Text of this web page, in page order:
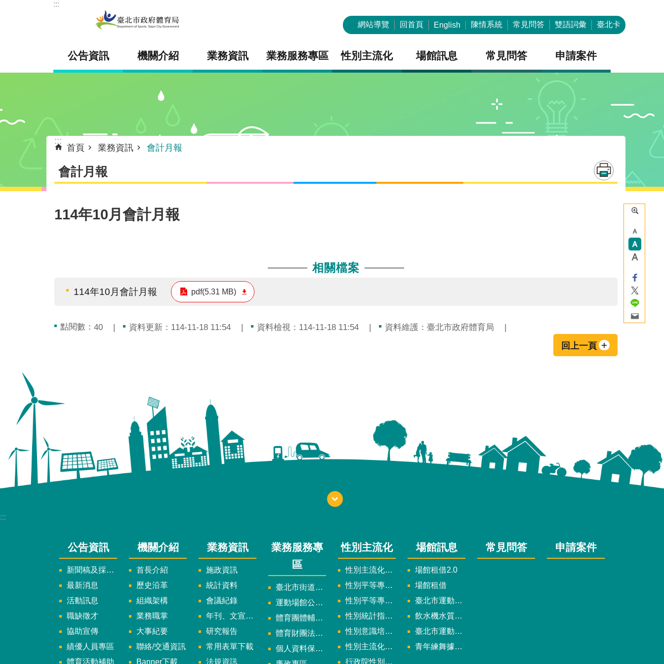
跳到主要內容區塊
:::
網站導覽 回首頁 English 陳情系統 常見問答 雙語詞彙 臺北卡
公告資訊 機關介紹 業務資訊 業務服務專區 性別主流化 場館訊息 常見問答 申請案件
:::
首頁 業務資訊 會計月報
會計月報
114年10月會計月報
相關檔案
114年10月會計月報 pdf(5.31 MB)
點閱數： 40 資料更新：114-11-18 11:54 資料檢視：114-11-18 11:54 資料維護：臺北市政府體育局
回上一頁
:::
公告資訊
新聞稿及採訪通知
最新消息
活動訊息
職缺徵才
協助宣傳
績優人員專區
體育活動補助
機關介紹
首長介紹
歷史沿革
組織架構
業務職掌
大事紀要
聯絡/交通資訊
Banner下載
業務資訊
施政資訊
統計資料
會議紀錄
年刊、文宣及出版品
研究報告
常用表單下載
法規資訊
業務服務專
區
臺北市街道遊戲申請專區
運動場館公司設立輔導專區
體育團體輔導訪視
體育財團法人/公益信託專區
個人資料保護專區
性別主流化
性別主流化實施計畫暨細部計畫
性別平等專案小組委員名單
性別平等專案小組會議紀錄
性別統計指標及項目
性別意識培力、統計分析案、影響評估案
性別主流化年度成果報告
行政院性別平等會
場館訊息
場館租借2.0
場館租借
臺北市運動中心
飲水機水質檢驗報告
臺北市運動中心預約系統
青年練舞據點地圖
常見問答 申請案件